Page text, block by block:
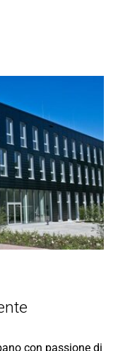
con passione di